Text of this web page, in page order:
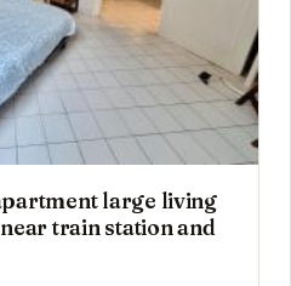
large living
train station and